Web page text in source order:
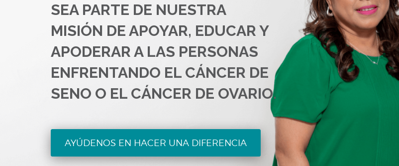
SEA PARTE DE NUESTRA
MISIÓN DE APOYAR, EDUCAR Y
APODERAR A LAS PERSONAS
ENFRENTANDO EL CÁNCER DE
SENO O EL CÁNCER DE OVARIO.
AYÚDENOS EN HACER UNA DIFERENCIA